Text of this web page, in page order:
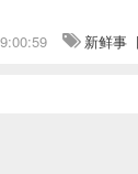
新鲜事